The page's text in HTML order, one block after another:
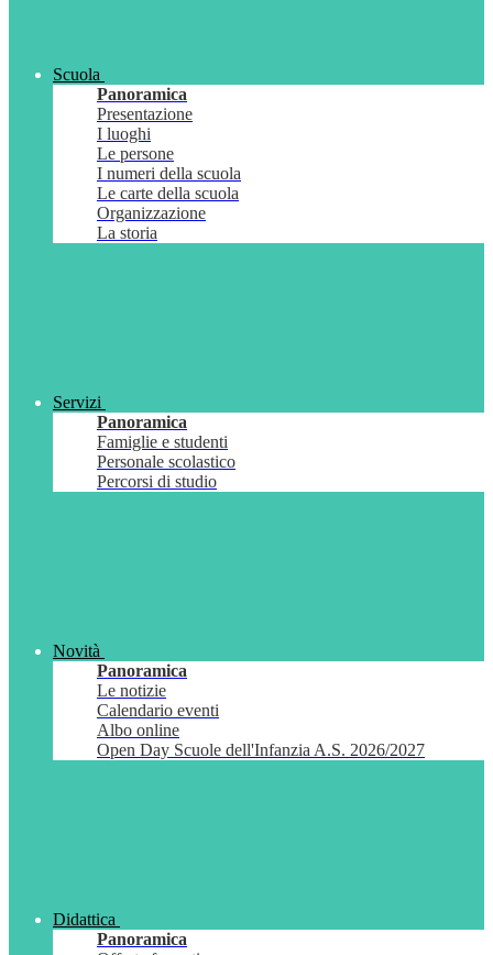
Scuola
Panoramica
Presentazione
I luoghi
Le persone
I numeri della scuola
Le carte della scuola
Organizzazione
La storia
Servizi
Panoramica
Famiglie e studenti
Personale scolastico
Percorsi di studio
Novità
Panoramica
Le notizie
Calendario eventi
Albo online
Open Day Scuole dell'Infanzia A.S. 2026/2027
Didattica
Panoramica